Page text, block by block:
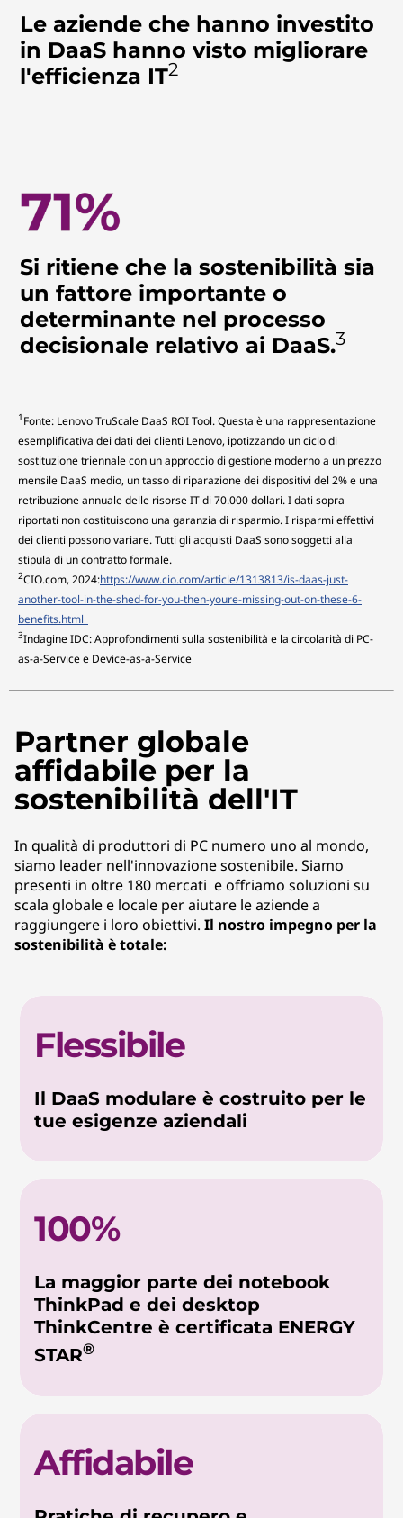
Le aziende che hanno investito
in DaaS hanno visto migliorare
l'efficienza IT2
Si ritiene che la sostenibilità sia
un fattore importante o
determinante nel processo
decisionale relativo ai DaaS.3
1 Fonte: Lenovo TruScale DaaS ROI Tool. Questa è una rappresentazione
esemplificativa dei dati dei clienti Lenovo, ipotizzando un ciclo di
sostituzione triennale con un approccio di gestione moderno a un prezzo
mensile DaaS medio, un tasso di riparazione dei dispositivi del 2% e una
retribuzione annuale delle risorse IT di 70.000 dollari. I dati sopra
riportati non costituiscono una garanzia di risparmio. I risparmi effettivi
dei clienti possono variare. Tutti gli acquisti DaaS sono soggetti alla
stipula di un contratto formale.
2CIO.com, 2024:https://www.cio.com/article/1313813/is-daas-just-
another-tool-in-the-shed-for-you-then-youre-missing-out-on-these-6-
benefits.html
3Indagine IDC: Approfondimenti sulla sostenibilità e la circolarità di PC-
as-a-Service e Device-as-a-Service
Partner globale
affidabile per la
sostenibilità dell'IT
In qualità di produttori di PC numero uno al mondo,
siamo leader nell'innovazione sostenibile. Siamo
presenti in oltre 180 mercati e offriamo soluzioni su
scala globale e locale per aiutare le aziende a
raggiungere i loro obiettivi. Il nostro impegno per la
sostenibilità è totale:
Flessibile
Il DaaS modulare è costruito per le
tue esigenze aziendali
100%
La maggior parte dei notebook
ThinkPad e dei desktop
ThinkCentre è certificata ENERGY
STAR®
Affidabile